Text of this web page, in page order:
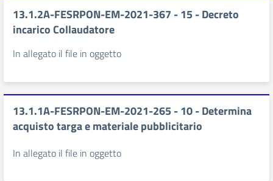
13.1.2A-FESRPON-EM-2021-367 - 15 - Decreto
incarico Collaudatore
In allegato il file in oggetto
13.1.1A-FESRPON-EM-2021-265 - 10 - Determina
acquisto targa e materiale pubblicitario
In allegato il file in oggetto